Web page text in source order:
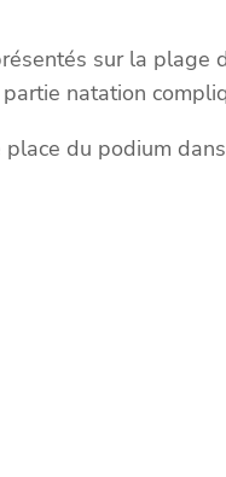
sur la
natation
du podium